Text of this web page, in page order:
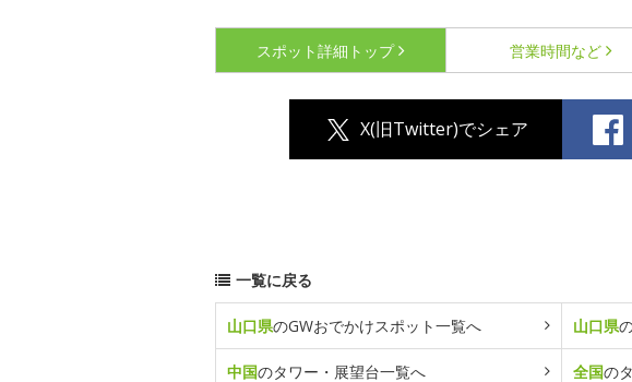
スポット詳細 トップ 営業時間など
X(旧Twitter)でシェア
一覧に戻る
山口県のGWおでかけスポット一覧へ 山口県
中国のタワー・展望台一覧へ 全国の